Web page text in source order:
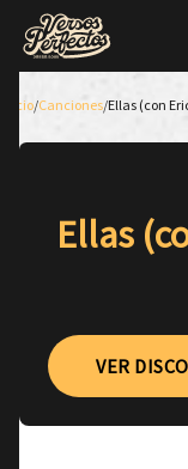
Inicio/Canciones/Ellas (con
Ellas
VER